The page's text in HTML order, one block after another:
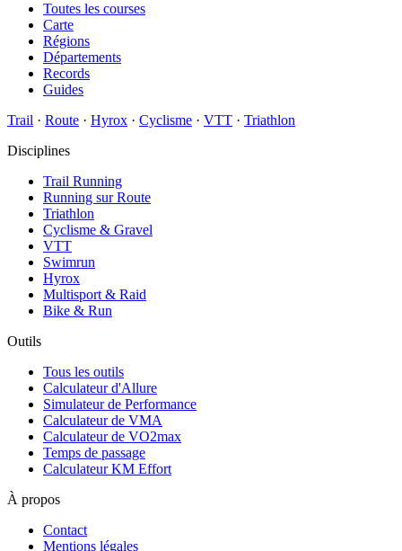
Toutes les courses
Carte
Régions
Départements
Records
Guides
Trail · Route · Hyrox · Cyclisme · VTT · Triathlon
Disciplines
Trail Running
Running sur Route
Triathlon
Cyclisme & Gravel
VTT
Swimrun
Hyrox
Multisport & Raid
Bike & Run
Outils
Tous les outils
Calculateur d'Allure
Simulateur de Performance
Calculateur de VMA
Calculateur de VO2max
Temps de passage
Calculateur KM Effort
À propos
Contact
Mentions légales